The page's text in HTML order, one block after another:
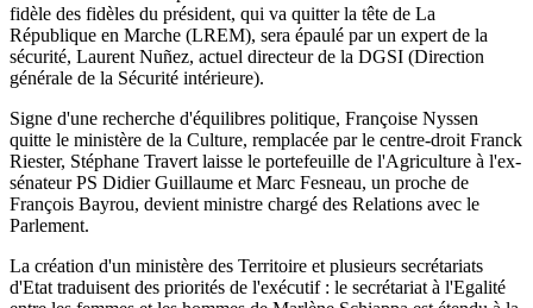
fidèle des fidèles du président, qui va quitter la tête de La
République en Marche (LREM), sera épaulé par un expert de la
sécurité, Laurent Nuñez, actuel directeur de la DGSI (Direction
générale de la Sécurité intérieure).
Signe d'une recherche d'équilibres politique, Françoise Nyssen
quitte le ministère de la Culture, remplacée par le centre-droit Franck
Riester, Stéphane Travert laisse le portefeuille de l'Agriculture à l'ex-
sénateur PS Didier Guillaume et Marc Fesneau, un proche de
François Bayrou, devient ministre chargé des Relations avec le
Parlement.
La création d'un ministère des Territoire et plusieurs secrétariats
d'Etat traduisent des priorités de l'exécutif : le secrétariat à l'Egalité